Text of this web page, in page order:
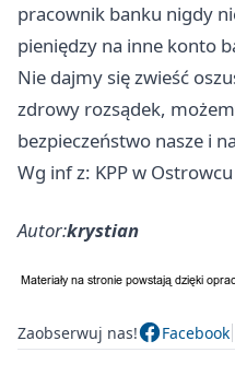
pracownik banku nigdy
pieniędzy na inne konto
Nie dajmy się zwieść
zdrowy rozsądek,
bezpieczeństwo nasze i
Wg inf z: KPP w
Autor:krystian
Zaobserwuj nas! Facebook